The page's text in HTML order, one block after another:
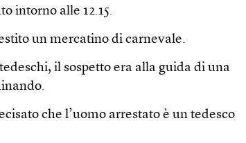
intorno alle 12.15.
un mercatino di carnevale.
il sospetto era alla guida di una
che l’uomo arrestato è un tedesco